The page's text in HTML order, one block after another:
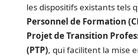
les dispositifs existants tels
Personnel de Formation
Projet de Transition
(PTP), qui facilitent la mise